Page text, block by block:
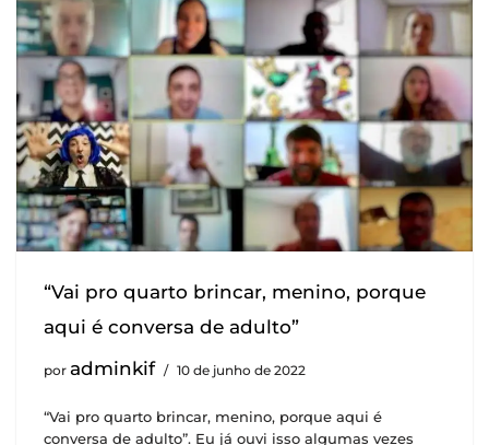
“Vai pro quarto brincar, menino, porque
aqui é conversa de adulto”
por adminkif 10 de junho de 2022
“Vai pro quarto brincar, menino, porque aqui é
conversa de adulto”. Eu já ouvi isso algumas vezes